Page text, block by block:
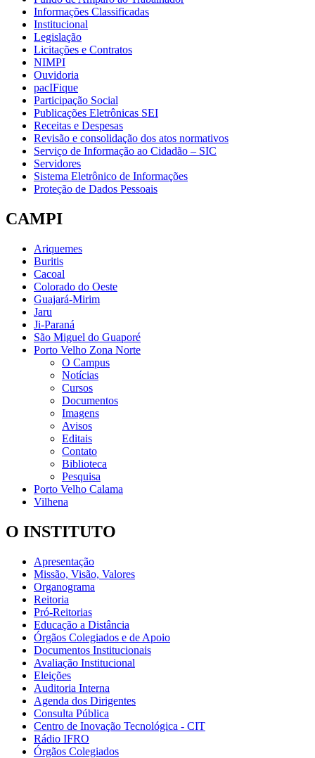
Informações Classificadas
Institucional
Legislação
Licitações e Contratos
NIMPI
Ouvidoria
pacIFique
Participação Social
Publicações Eletrônicas SEI
Receitas e Despesas
Revisão e consolidação dos atos normativos
Serviço de Informação ao Cidadão – SIC
Servidores
Sistema Eletrônico de Informações
Proteção de Dados Pessoais
CAMPI
Ariquemes
Buritis
Cacoal
Colorado do Oeste
Guajará-Mirim
Jaru
Ji-Paraná
São Miguel do Guaporé
Porto Velho Zona Norte
O Campus
Notícias
Cursos
Documentos
Imagens
Avisos
Editais
Contato
Biblioteca
Pesquisa
Porto Velho Calama
Vilhena
O INSTITUTO
Apresentação
Missão, Visão, Valores
Organograma
Reitoria
Pró-Reitorias
Educação a Distância
Órgãos Colegiados e de Apoio
Documentos Institucionais
Avaliação Institucional
Eleições
Auditoria Interna
Agenda dos Dirigentes
Consulta Pública
Centro de Inovação Tecnológica - CIT
Rádio IFRO
Órgãos Colegiados